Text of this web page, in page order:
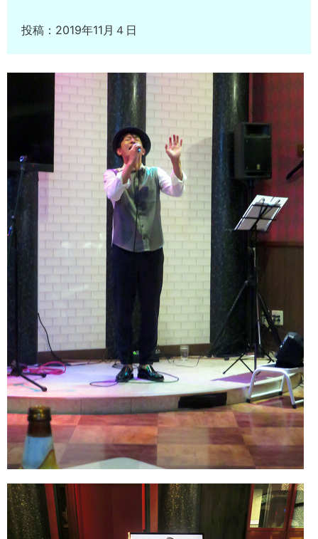
投稿：2019年11月４日